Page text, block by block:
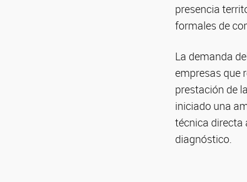
presencia
formales de
La demanda
empresas que
prestación de
iniciado una
técnica directa
diagnóstico.